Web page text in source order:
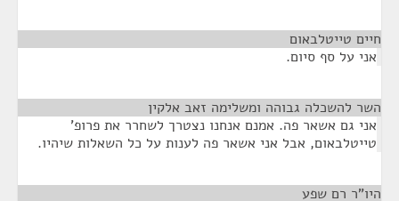
חיים טייטלבאום
אני על סף סיום.
השר להשכלה גבוהה ומשלימה זאב אלקין
אני גם אשאר פה. אמנם אנחנו נצטרך לשחרר את פרופ'
טייטלבאום, אבל אני אשאר פה לענות על כל השאלות שיהיו.
היו"ר רם שפע